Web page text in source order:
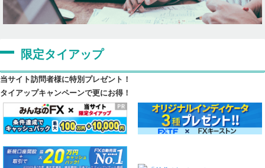
限定タイアップ
当サイト訪問者様に特別プレゼント！
タイアップキャンペーンで更にお得！